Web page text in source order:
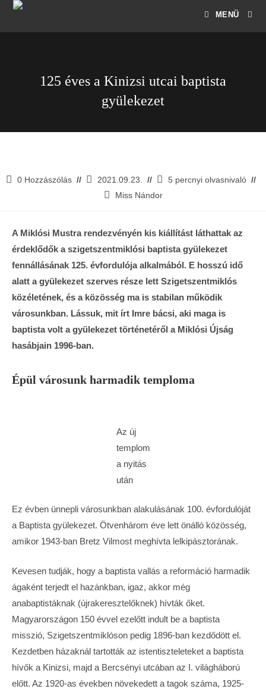
MENÜ
125 éves a Kinizsi utcai baptista
gyülekezet
0 Hozzászólás 2021.09.23.
5 percnyi olvasnivaló
Miss Nándor
A Miklósi Mustra rendezvényén kis kiállítást láthattak az
érdeklődők a szigetszentmiklósi baptista gyülekezet
fennállásának 125. évfordulója alkalmából. E hosszú idő
alatt a gyülekezet szerves része lett Szigetszentmiklós
közéletének, és a közösség ma is stabilan működik
városunkban. Lássuk, mit írt Imre bácsi, aki maga is
baptista volt a gyülekezet történetéről a Miklósi Újság
hasábjain 1996-ban.
Épül városunk harmadik temploma
Az új
templom
a nyitás
után
Ez évben ünnepli városunkban alakulásának 100. évfordulóját
a Baptista gyülekezet. Ötvenhárom éve lett önálló közösség,
amikor 1943-ban Bretz Vilmost meghívta lelkipásztorának.
Kevesen tudják, hogy a baptista vallás a reformáció harmadik
ágaként terjedt el hazánkban, igaz, akkor még
anabaptistáknak (újrakeresztelőknek) hívták őket.
Magyarországon 150 évvel ezelőtt indult be a baptista
misszió, Szigetszentmiklóson pedig 1896-ban kezdődött el.
Kezdetben házaknál tartották az istentiszteleteket a baptista
hívők a Kinizsi, majd a Bercsényi utcában az I. világháború
előtt. Az 1920-as években növekedett a tagok száma, 1925-